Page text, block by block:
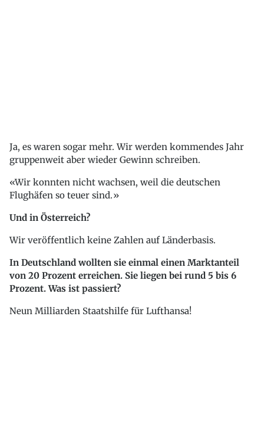
Ja, es waren sogar mehr. Wir werden kommendes Jahr
gruppenweit aber wieder Gewinn schreiben.
Wir konnten nicht wachsen, weil die deutschen
Flughäfen so teuer sind.
Und in Österreich?
Wir veröffentlich keine Zahlen auf Länderbasis.
In Deutschland wollten sie einmal einen Marktanteil
von 20 Prozent erreichen. Sie liegen bei rund 5 bis 6
Prozent. Was ist passiert?
Neun Milliarden Staatshilfe für Lufthansa!